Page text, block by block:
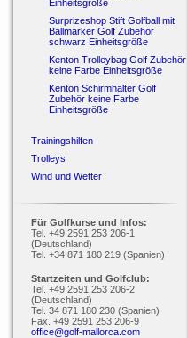
Einheitsgröße
Surprizeshop Stift Golfball mit
Ballmarker Golf Zubehör
schwarz Einheitsgröße
Kenton Trolleybag Golf Zubehör
keine Farbe Einheitsgröße
Kenton Schirmhalter Golf
Zubehör keine Farbe
Einheitsgröße
Trainingshilfen
Trolleys
Wind und Wetter
Für Golfkurse und Infos:
Tel. +49 2591 253 206-1
(Deutschland)
Tel. +34 871 180 219 (Spanien)
Startzeiten und Golfclub:
Tel. +49 2591 253 206-2
(Deutschland)
Tel. 34 871 180 230 (Spanien)
Fax. +49 2591 253 206-9
office@golf-mallorca.com